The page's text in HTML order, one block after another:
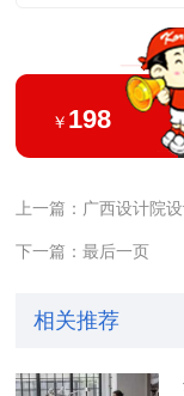
￥ 198
上一篇：广西设计院
下一篇：最后一页
相关推荐